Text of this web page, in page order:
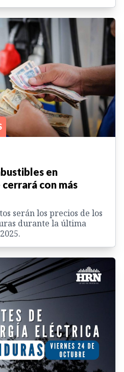
en
con más
serán los precios de los
durante la última